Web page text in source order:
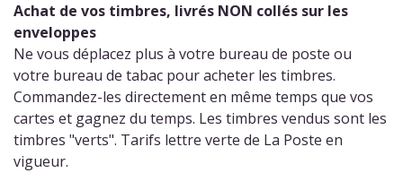
Achat de vos timbres, livrés NON collés sur les
enveloppes
Ne vous déplacez plus à votre bureau de poste ou
votre bureau de tabac pour acheter les timbres.
Commandez-les directement en même temps que vos
cartes et gagnez du temps. Les timbres vendus sont les
timbres "verts". Tarifs lettre verte de La Poste en
vigueur.